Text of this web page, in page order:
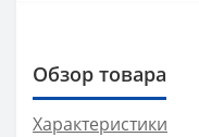
Обзор товара
Характеристики